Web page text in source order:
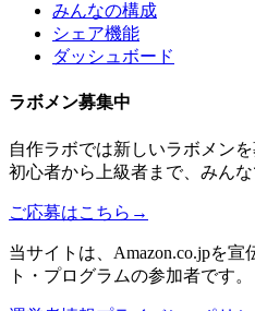
みんなの構成
シェア機能
ダッシュボード
ラボメン募集中
自作ラボでは新しいラボメン
初心者から上級者まで、みん
ご応募はこちら →
当サイトは、Amazon.co.jpを
ト・プログラムの参加者です